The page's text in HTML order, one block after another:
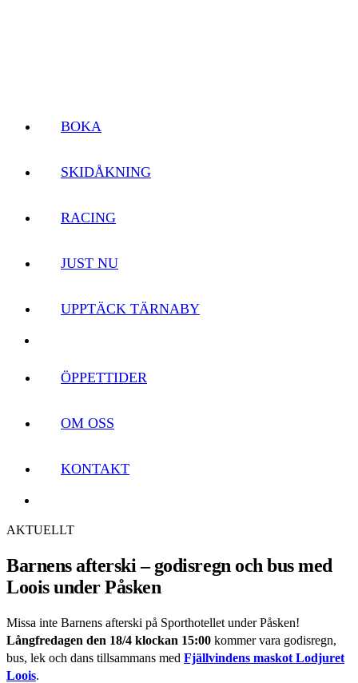
BOKA
SKIDÅKNING
RACING
JUST NU
UPPTÄCK TÄRNABY
ÖPPETTIDER
OM OSS
KONTAKT
AKTUELLT
Barnens afterski – godisregn och bus med
Loois under Påsken
Missa inte Barnens afterski på Sporthotellet under Påsken!
Långfredagen den 18/4 klockan 15:00 kommer vara godisregn,
bus, lek och dans tillsammans med Fjällvindens maskot Lodjuret
Loois.